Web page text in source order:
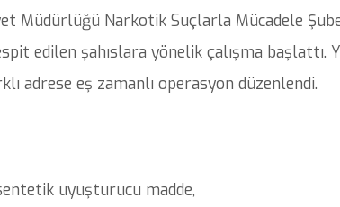
Müdürlüğü Narkotik Suçlarla Mücadele
edilen şahıslara yönelik çalışma
adrese eş zamanlı operasyon düzenlendi.
uyuşturucu madde,